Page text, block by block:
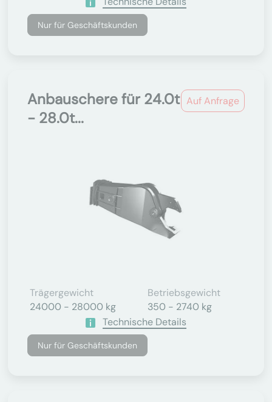
Nur für Geschäftskunden
Auf Anfrage
Anbauschere für 24.0t
- 28.0t...
Trägergewicht
24000 - 28000 kg
Betriebsgewicht
350 - 2740 kg
Technische Details
Nur für Geschäftskunden